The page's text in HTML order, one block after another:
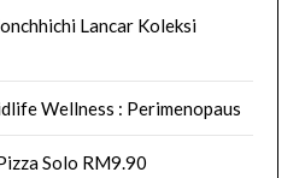
Lancar Koleksi
Wellness : Perimenopaus
Solo RM9.90